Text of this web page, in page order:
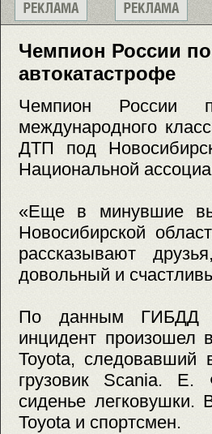
Чемпион России
автокатастрофе
Чемпион России
международного
ДТП под
Национальной
«Еще в минувшие
Новосибирской
рассказывают
довольный и
По данным ГИБДД
инцидент произошел
Toyota, следовавший
грузовик Scania. Е.
сиденье легковушки.
Toyota и спортсмен.